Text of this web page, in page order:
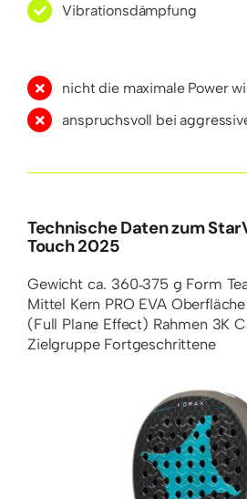
Vibrationsdämpfung
nicht die maximale Power
anspruchsvoll bei
Technische Daten zum
Touch 2025
Gewicht ca. 360‑375 g Form
Mittel Kern PRO EVAOberfläche
(Full Plane Effect) Rahmen 3K
Zielgruppe Fortgeschrittene